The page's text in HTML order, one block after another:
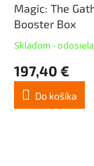
Magic: The
Booster Box
Skladom -
197,40 €
Do košíka